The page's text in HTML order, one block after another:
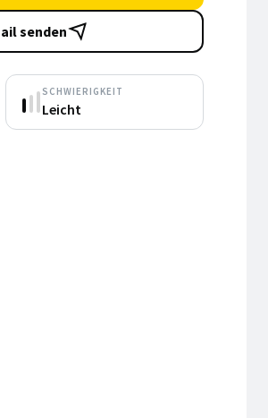
senden
SCHWIERIGKEIT
Leicht